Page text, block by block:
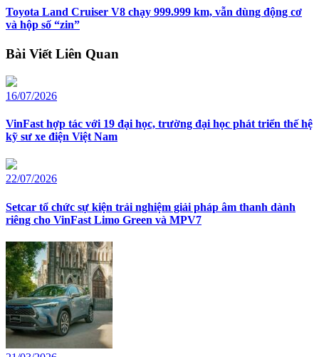
Toyota Land Cruiser V8 chạy 999.999 km, vẫn dùng động cơ
và hộp số “zin”
Bài Viết Liên Quan
16/07/2026
VinFast hợp tác với 19 đại học, trường đại học phát triển thế hệ
kỹ sư xe điện Việt Nam
22/07/2026
Setcar tổ chức sự kiện trải nghiệm giải pháp âm thanh dành
riêng cho VinFast Limo Green và MPV7